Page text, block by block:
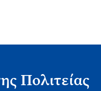
Πολιτείας